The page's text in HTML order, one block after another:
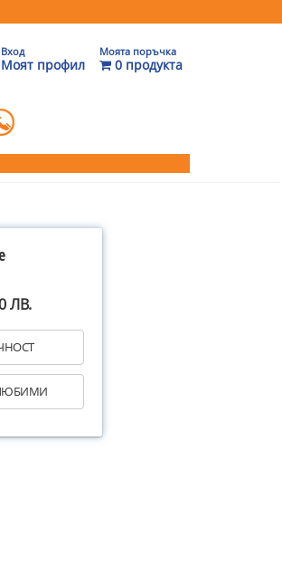
Вход
Моят профил
Моята поръчка
0 продукта
ЛВ.